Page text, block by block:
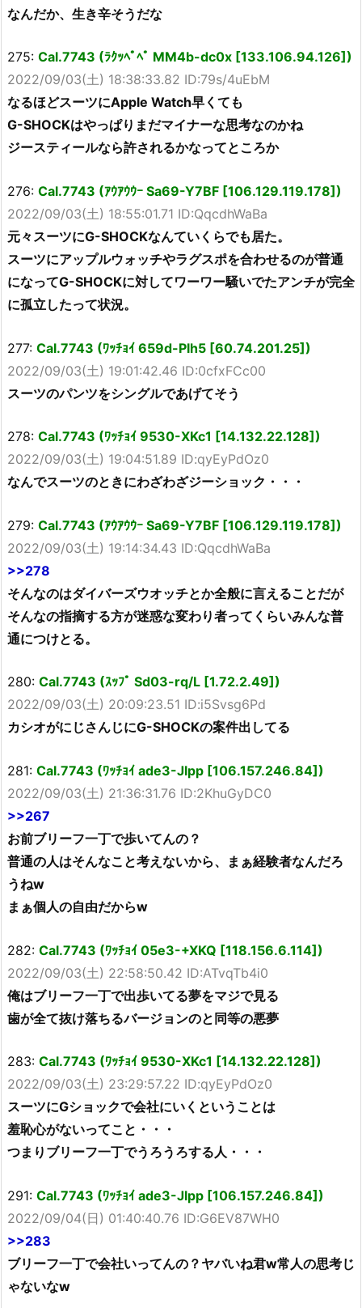
なんだか、生き辛そうだな
275: Cal.7743 (ﾗｸｯﾍﾟﾍﾟ MM4b-dc0x [133.106.94.126])
2022/09/03(土) 18:38:33.82 ID:79s/4uEbM
なるほどスーツにApple Watch早くても
G-SHOCKはやっぱりまだマイナーな思考なのかね
ジースティールなら許されるかなってところか
276: Cal.7743 (ｱｳｱｳｳｰ Sa69-Y7BF [106.129.119.178])
2022/09/03(土) 18:55:01.71 ID:QqcdhWaBa
元々スーツにG-SHOCKなんていくらでも居た。
スーツにアップルウォッチやラグスポを合わせるのが普通
になってG-SHOCKに対してワーワー騒いでたアンチが完全
に孤立したって状況。
277: Cal.7743 (ﾜｯﾁｮｲ 659d-Plh5 [60.74.201.25])
2022/09/03(土) 19:01:42.46 ID:0cfxFCc00
スーツのパンツをシングルであげてそう
278: Cal.7743 (ﾜｯﾁｮｲ 9530-XKc1 [14.132.22.128])
2022/09/03(土) 19:04:51.89 ID:qyEyPdOz0
なんでスーツのときにわざわざジーショック・・・
279: Cal.7743 (ｱｳｱｳｳｰ Sa69-Y7BF [106.129.119.178])
2022/09/03(土) 19:14:34.43 ID:QqcdhWaBa
>>278
そんなのはダイバーズウオッチとか全般に言えることだが
そんなの指摘する方が迷惑な変わり者ってくらいみんな普
通につけとる。
280: Cal.7743 (ｽｯﾌﾟ Sd03-rq/L [1.72.2.49])
2022/09/03(土) 20:09:23.51 ID:i5Svsg6Pd
カシオがにじさんじにG-SHOCKの案件出してる
281: Cal.7743 (ﾜｯﾁｮｲ ade3-Jlpp [106.157.246.84])
2022/09/03(土) 21:36:31.76 ID:2KhuGyDC0
>>267
お前ブリーフ一丁で歩いてんの？
普通の人はそんなこと考えないから、まぁ経験者なんだろ
うねw
まぁ個人の自由だからw
282: Cal.7743 (ﾜｯﾁｮｲ 05e3-+XKQ [118.156.6.114])
2022/09/03(土) 22:58:50.42 ID:ATvqTb4i0
俺はブリーフ一丁で出歩いてる夢をマジで見る
歯が全て抜け落ちるバージョンのと同等の悪夢
283: Cal.7743 (ﾜｯﾁｮｲ 9530-XKc1 [14.132.22.128])
2022/09/03(土) 23:29:57.22 ID:qyEyPdOz0
スーツにGショックで会社にいくということは
羞恥心がないってこと・・・
つまりブリーフ一丁でうろうろする人・・・
291: Cal.7743 (ﾜｯﾁｮｲ ade3-Jlpp [106.157.246.84])
2022/09/04(日) 01:40:40.76 ID:G6EV87WH0
>>283
ブリーフ一丁で会社いってんの？ヤバいね君w常人の思考じ
ゃないなw